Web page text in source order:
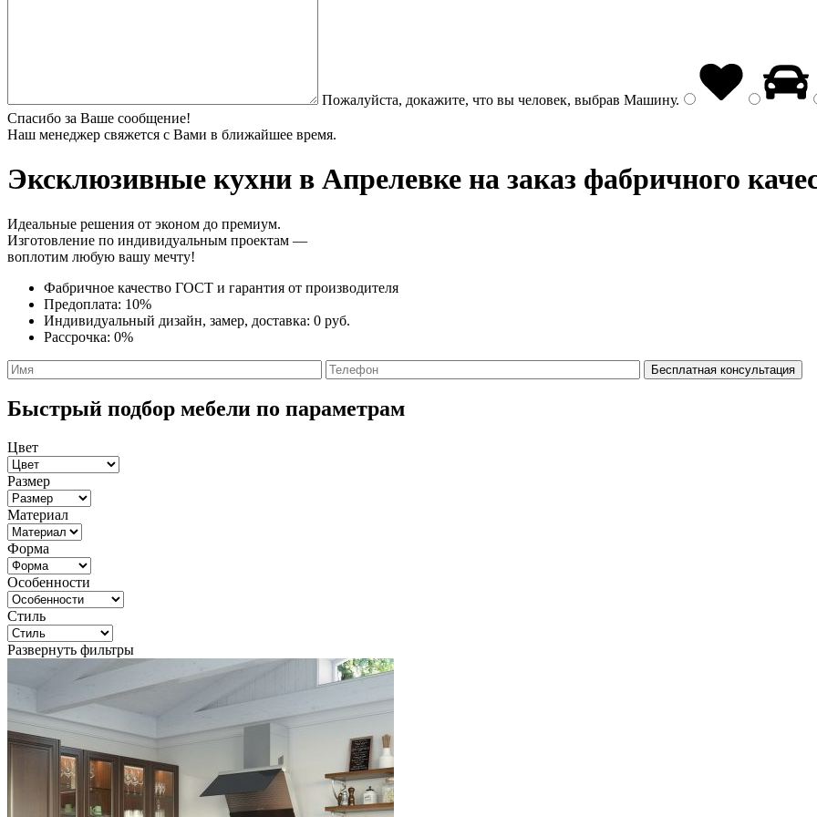
Пожалуйста, докажите, что вы человек, выбрав Машину.
Спасибо за Ваше сообщение!
Наш менеджер свяжется с Вами в ближайшее время.
Эксклюзивные кухни в Апрелевке на заказ фабричного
Идеальные решения от эконом до премиум.
Изготовление по индивидуальным проектам —
воплотим любую вашу мечту!
Фабричное качество ГОСТ и гарантия от производителя
Предоплата: 10%
Индивидуальный дизайн, замер, доставка: 0 руб.
Рассрочка: 0%
Быстрый подбор мебели по параметрам
Цвет
Размер
Материал
Форма
Особенности
Стиль
Развернуть фильтры